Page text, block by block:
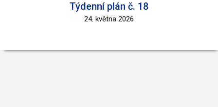
Týdenní plán č. 18
24. května 2026